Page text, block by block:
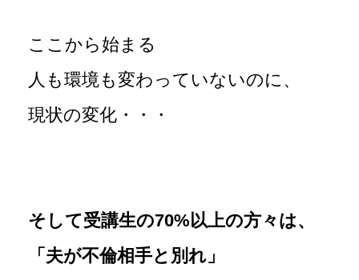
ここから始まる
人も環境も変わっていないのに、
現状の変化・・・
そして受講生の70%以上の方々は、
「夫が不倫相手と別れ」